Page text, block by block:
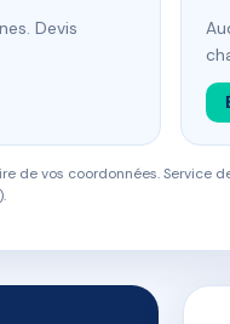
Devis
de vos coordonnées.